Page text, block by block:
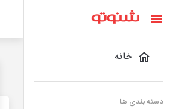
خانه
دسته بندی ها